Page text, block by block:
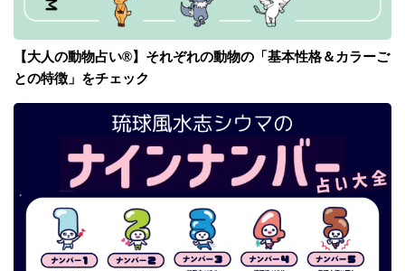
【大人の動物占い®】それぞれの動物の「基本性格＆カラーご
との特徴」をチェック